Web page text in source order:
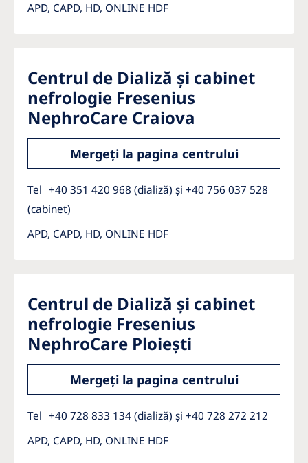
APD, CAPD, HD, ONLINE HDF
Centrul de Dializă și cabinet
nefrologie Fresenius
NephroCare Craiova
Mergeți la pagina centrului
Tel +40 351 420 968 (dializă) și +40 756 037 528
(cabinet)
APD, CAPD, HD, ONLINE HDF
Centrul de Dializă și cabinet
nefrologie Fresenius
NephroCare Ploiești
Mergeți la pagina centrului
Tel +40 728 833 134 (dializă) și +40 728 272 212
APD, CAPD, HD, ONLINE HDF